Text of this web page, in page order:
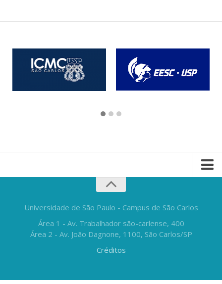
Universidade de São Paulo - Campus de São Carlos
Área 1 - Av. Trabalhador são-carlense, 400
Área 2 - Av. João Dagnone, 1100, São Carlos/SP
Créditos